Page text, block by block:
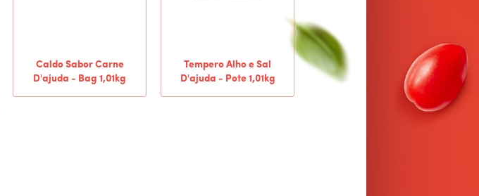
Caldo Sabor Carne
D'ajuda - Bag 1,01kg
Tempero Alho e Sal
D'ajuda - Pote 1,01kg